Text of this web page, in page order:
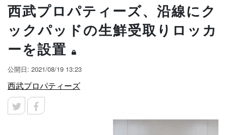
西武プロパティーズ、沿線にク
ックパッドの生鮮受取りロッカ
ーを設置
公開日: 2021/08/19 13:23
西武プロパティーズ